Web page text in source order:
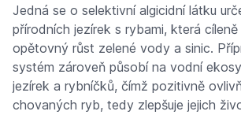
Jedná se o selektivní algicidní látku
přírodních jezírek s rybami, která
opětovný růst zelené vody a sinic.
systém zároveň působí na vodní
jezírek a rybníčků, čímž pozitivně
chovaných ryb, tedy zlepšuje jejich